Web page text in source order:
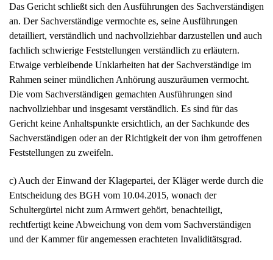
Das Gericht schließt sich den Ausführungen des Sachverständigen
an. Der Sachverständige vermochte es, seine Ausführungen
detailliert, verständlich und nachvollziehbar darzustellen und auch
fachlich schwierige Feststellungen verständlich zu erläutern.
Etwaige verbleibende Unklarheiten hat der Sachverständige im
Rahmen seiner mündlichen Anhörung auszuräumen vermocht.
Die vom Sachverständigen gemachten Ausführungen sind
nachvollziehbar und insgesamt verständlich. Es sind für das
Gericht keine Anhaltspunkte ersichtlich, an der Sachkunde des
Sachverständigen oder an der Richtigkeit der von ihm getroffenen
Feststellungen zu zweifeln.
c) Auch der Einwand der Klagepartei, der Kläger werde durch die
Entscheidung des BGH vom 10.04.2015, wonach der
Schultergürtel nicht zum Armwert gehört, benachteiligt,
rechtfertigt keine Abweichung von dem vom Sachverständigen
und der Kammer für angemessen erachteten Invaliditätsgrad.